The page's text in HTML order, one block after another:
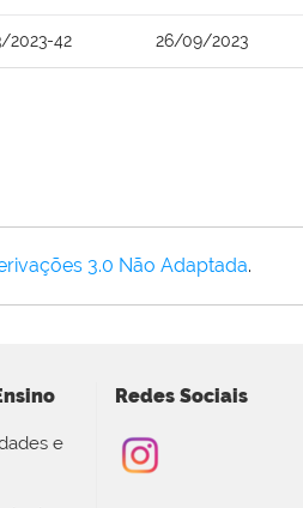
2023-42 26/09/2023
3.0 Não Adaptada.
e
Redes Sociais